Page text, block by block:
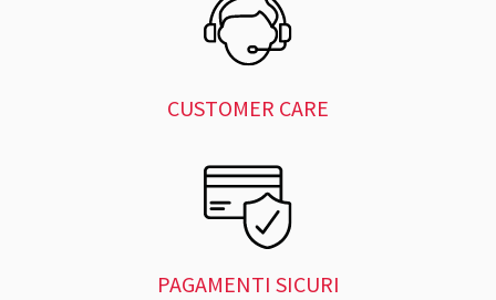
CUSTOMER CARE
PAGAMENTI SICURI